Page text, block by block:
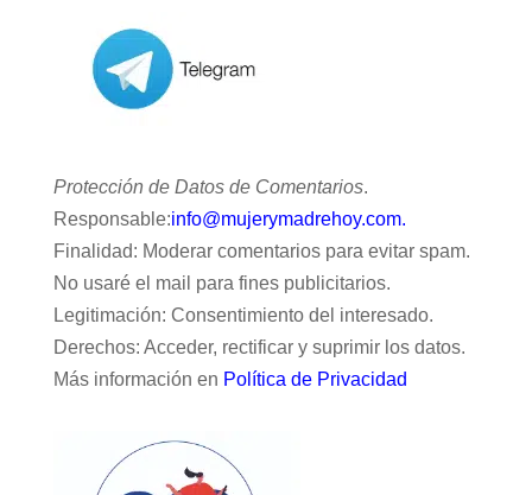
Protección de Datos de Comentarios.
Responsable:info@mujerymadrehoy.com.
Finalidad: Moderar comentarios para evitar spam.
No usaré el mail para fines publicitarios.
Legitimación: Consentimiento del interesado.
Derechos: Acceder, rectificar y suprimir los datos.
Más información en Política de Privacidad